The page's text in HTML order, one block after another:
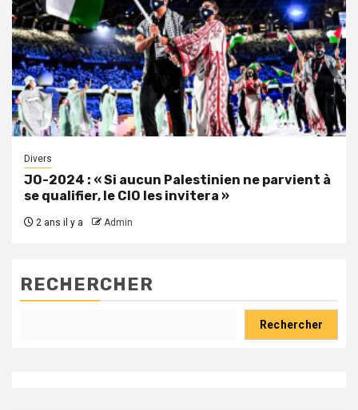
Divers
JO-2024 : « Si aucun Palestinien ne parvient à
se qualifier, le CIO les invitera »
2 ans il y a Admin
RECHERCHER
Rechercher